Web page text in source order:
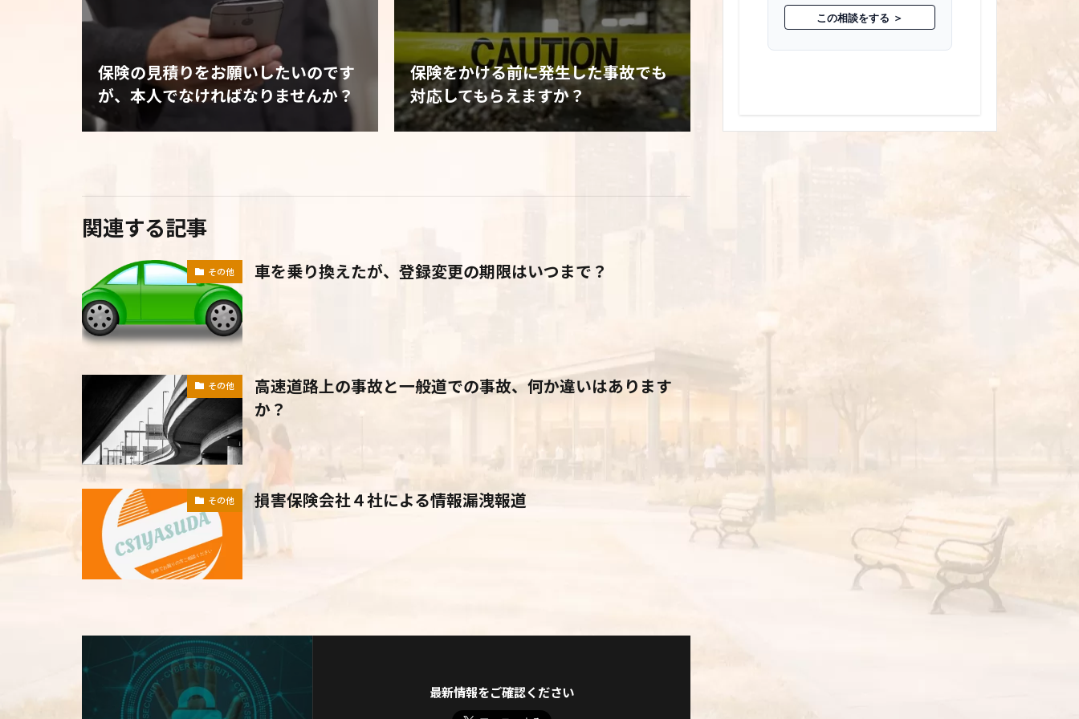
保険の見積りをお願いしたいのです
が、本人でなければなりませんか？
保険をかける前に発生した事故でも
対応してもらえますか？
関連する記事
その他 車を乗り換えたが、登録変更の期限はいつまで？
その他
高速道路上の事故と一般道での事故、何か違いはあります
か？
その他 損害保険会社４社による情報漏洩報道
最新情報をご確認ください
この相談をする ＞